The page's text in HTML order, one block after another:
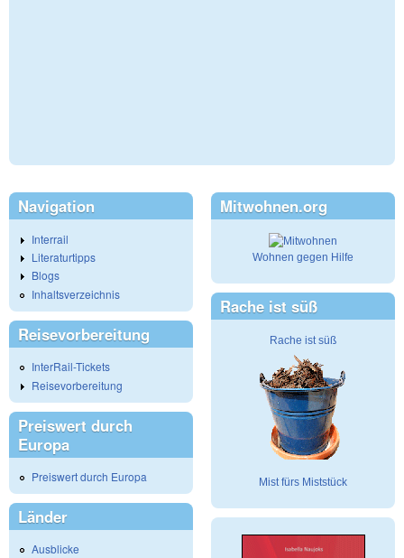
Navigation
Interrail
Literaturtipps
Blogs
Inhaltsverzeichnis
Reisevorbereitung
InterRail-Tickets
Reisevorbereitung
Preiswert durch
Europa
Preiswert durch Europa
Länder
Ausblicke
Mitwohnen.org
Wohnen gegen Hilfe
Rache ist süß
Rache ist süß
Mist fürs Miststück